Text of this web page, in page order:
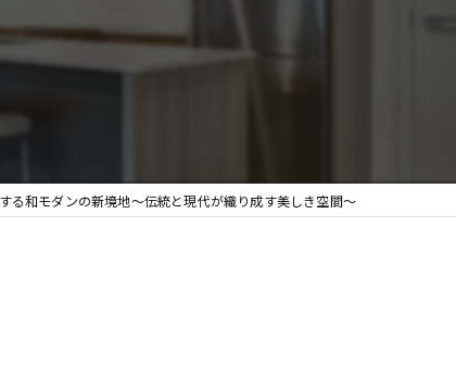
る和モダンの新境地〜伝統と現代が織り成す美しき空間〜